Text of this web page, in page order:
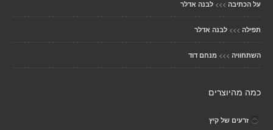
על הכתיבה >>> לבנה אדלר
תפילה >>> לבנה אדלר
השתחוויה >>> מנחם דוד
כמה מהיוצרים
זרעים של קיץ